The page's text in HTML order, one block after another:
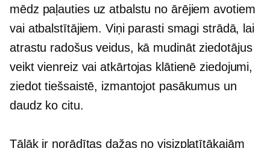
mēdz paļauties uz atbalstu no ārējiem avotiem
vai atbalstītājiem. Viņi parasti smagi strādā, lai
atrastu radošus veidus, kā mudināt ziedotājus
veiktvienreiz vai atkārtojas klātienē ziedojumi,
ziedot tiešsaistē, izmantojot pasākumus un
daudz ko citu.
Tālāk ir norādītas dažas no visizplatītākajām